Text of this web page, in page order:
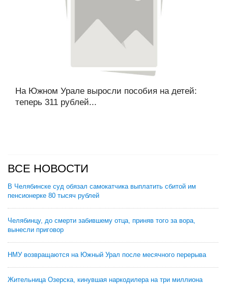
На Южном Урале выросли пособия на детей:
теперь 311 рублей...
ВСЕ НОВОСТИ
В Челябинске суд обязал самокатчика выплатить сбитой им
пенсионерке 80 тысяч рублей
Челябинцу, до смерти забившему отца, приняв того за вора,
вынесли приговор
НМУ возвращаются на Южный Урал после месячного перерыва
Жительница Озерска, кинувшая наркодилера на три миллиона